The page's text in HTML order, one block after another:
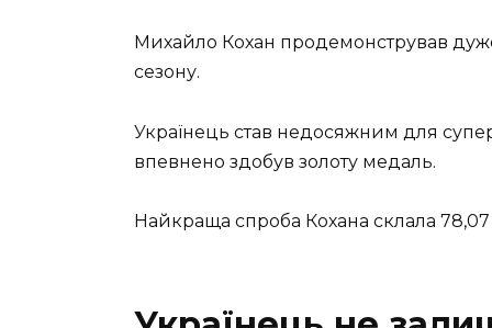
Михайло Кохан продемонстрував
сезону.
Українець став недосяжним для
впевнено здобув золоту медаль.
Найкраща спроба Кохана склала